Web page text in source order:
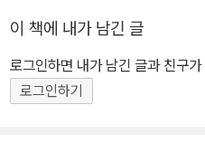
림 속에 묘사된 오브제를 통해 그
셉트는 동일하게 유지하되 새롭게
4세의 죽음’이나 ‘동양 오브제의
이 책에 내가 남긴 글
로그인하면 내가 남긴 글과 친구
로그인하기